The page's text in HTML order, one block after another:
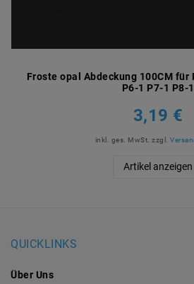
Froste opal Abdeckung 100CM für
P6-1 P7-1 P8-1
3,19 €
inkl. ges. MwSt. zzgl.
Artikel anzeigen
QUICKLINKS
Über Uns